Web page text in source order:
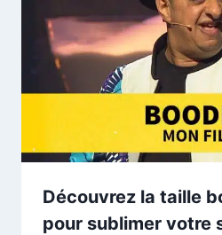
Découvrez la taille
pour sublimer votre